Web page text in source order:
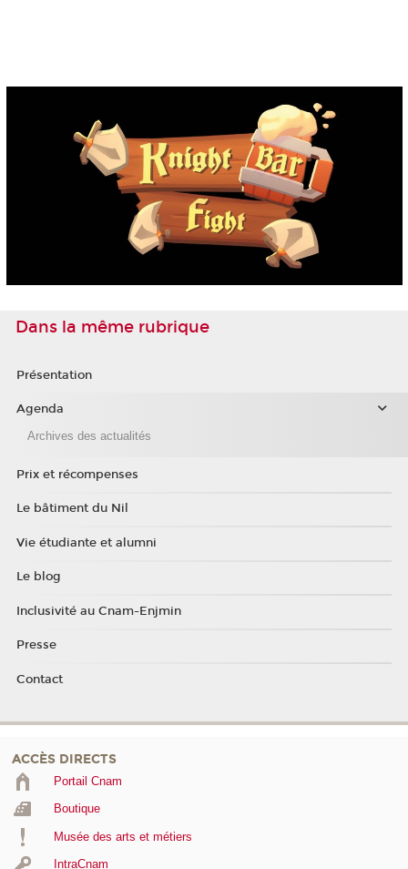
Dans la même rubrique
Présentation
Agenda
Archives des actualités
Prix et récompenses
Le bâtiment du Nil
Vie étudiante et alumni
Le blog
Inclusivité au Cnam-Enjmin
Presse
Contact
ACCÈS DIRECTS
Portail Cnam
Boutique
Musée des arts et métiers
IntraCnam